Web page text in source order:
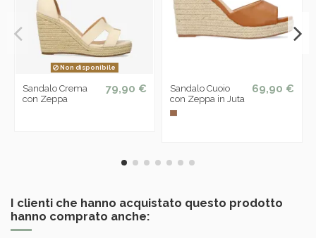
Non disponibile
Sandalo Crema
con Zeppa
79,90 €
Sandalo Cuoio
con Zeppa in Juta
69,90 €
I clienti che hanno acquistato questo prodotto
hanno comprato anche: